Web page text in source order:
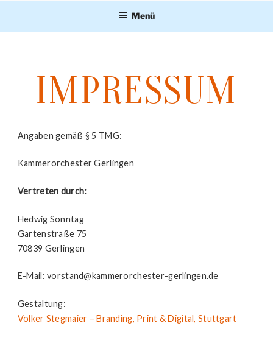
Menü
IMPRESSUM
Angaben gemäß § 5 TMG:
Kammerorchester Gerlingen
Vertreten durch:
Hedwig Sonntag
Gartenstraße 75
70839 Gerlingen
E-Mail: vorstand@kammerorchester-gerlingen.de
Gestaltung:
Volker Stegmaier – Branding, Print & Digital, Stuttgart